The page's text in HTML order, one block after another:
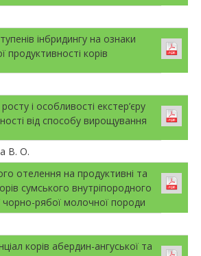
інбридингу на ознаки
продуктивності корів
і особливості екстер’єру
від способу вирощування
В. О.
отелення на продуктивні та
сумського внутріпородного
чорно-рябої молочної породи
корів абердин-ангуської та